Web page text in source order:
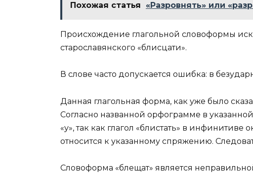
Похожая статья «Разровнять» или
Происхождение глагольной словоформы
старославянского «блисцати».
В слове часто допускается ошибка: в
Данная глагольная форма, как уже было
Согласно названной орфограмме в
«у», так как глагол «блистать» в инфинитиве
относится к указанному спряжению.
Словоформа «блещат» является